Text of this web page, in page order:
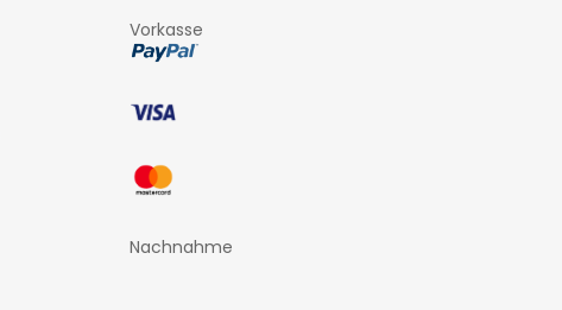
Vorkasse
Nachnahme